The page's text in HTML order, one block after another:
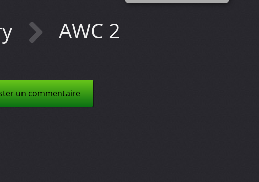
AWC 2
un commentaire